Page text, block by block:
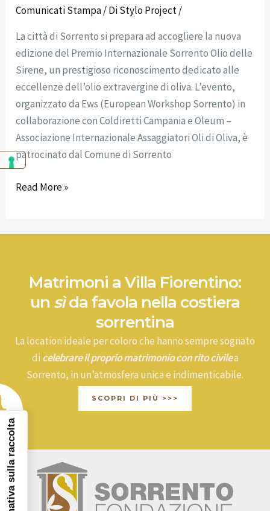
Comunicati Stampa/ DiStylo Project/
La città di Sorrento si prepara ad accogliere la nuova
edizione del Premio Internazionale Sorrento Olio delle
Sirene, un prestigioso riconoscimento dedicato alle
eccellenze dell’olio extravergine di oliva. L’evento,
organizzato da Ews (European Workshop Sorrento) in
collaborazione con Coldiretti Campania e Oleum –
Associazione Internazionale Assaggiatori Oli di Oliva, è
patrocinato dal Comune di Sorrento
Read More »
Matrimoni a Villa Fiorentino:
un sìda favola nella costiera
sorrentina
La location ideale per coloro che hanno sempre sognato
di celebrare il proprio matrimonio con rito civilea
Sorrento, in un’atmosfera unica e indimenticabile.
SCOPRI DI PIÙ >>>
Informativa sulla raccolta